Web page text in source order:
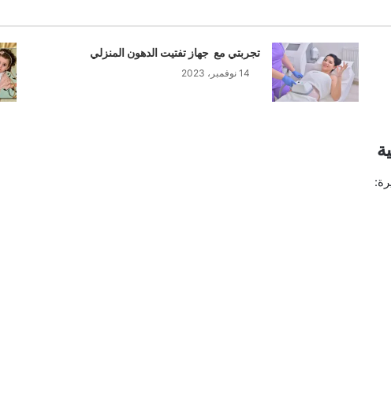
تجربتي مع جهاز تفتيت الدهون المنزلي
14 نوفمبر، 2023